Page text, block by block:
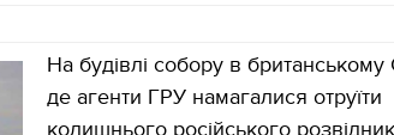
На будівлі собору в британському
де агенти ГРУ намагалися отруїти
колишнього російського